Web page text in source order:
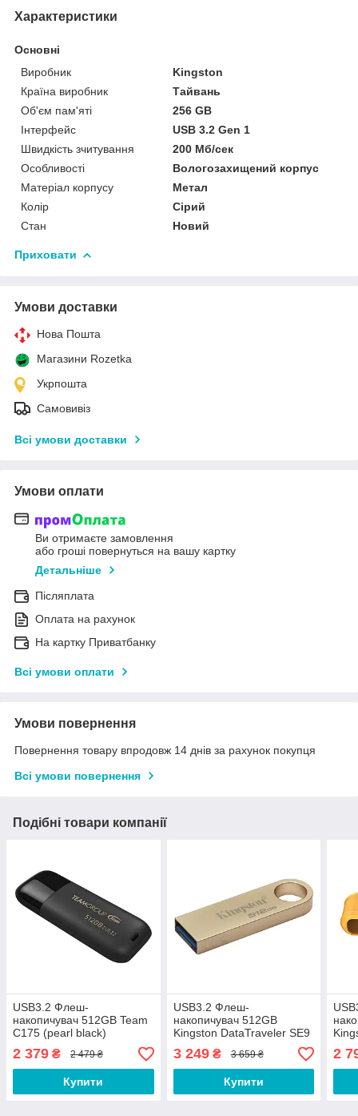
Характеристики
Основні
Виробник
Kingston
Країна виробник
Тайвань
Об'єм пам'яті
256 GB
Інтерфейс
USB 3.2 Gen 1
Швидкість зчитування
200 Мб/сек
Особливості
Вологозахищений корпус
Матеріал корпусу
Метал
Колір
Сірий
Стан
Новий
Приховати
Умови доставки
Нова Пошта
Магазини Rozetka
Укрпошта
Самовивіз
Всі умови доставки
Умови оплати
Ви отримаєте замовлення
або гроші повернуться на вашу картку
Детальніше
Післяплата
Оплата на рахунок
На картку Приватбанку
Всі умови оплати
Умови повернення
Повернення товару впродовж 14 днів за рахунок покупця
Всі умови повернення
Подібні товари компанії
USB3.2 Флеш-
накопичувач 512GB Team
C175 (pearl black)
2 379 ₴ 2 479 ₴
Купити
USB3.2 Флеш-
накопичувач 512GB
Kingston DataTraveler SE9
3 249₴ 3 659 ₴
Купити
2